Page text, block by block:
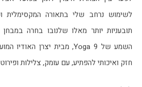
חזק ואיכותי להפתיע, עם עומק, צלילות